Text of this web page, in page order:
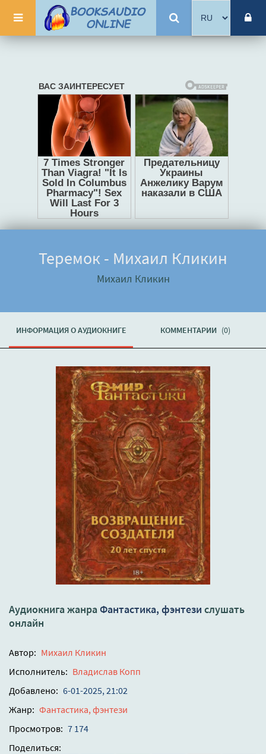
Теремок - Михаил Кликин
Михаил Кликин
ИНФОРМАЦИЯ О АУДИОКНИГЕ КОММЕНТАРИИ (0)
Аудиокнига жанра Фантастика, фэнтези слушать
онлайн
Автор: Михаил Кликин
Исполнитель: Владислав Копп
Добавлено: 6-01-2025, 21:02
Жанр: Фантастика, фэнтези
Просмотров: 7 174
Поделиться: